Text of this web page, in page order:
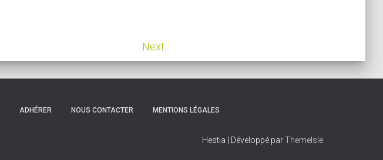
Next
ADHÉRER NOUS CONTACTER MENTIONS LÉGALES
Hestia | Développé parThemeIsle